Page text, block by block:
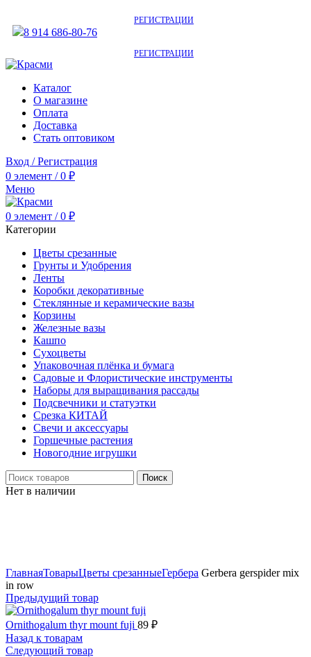
РЕГИСТРАЦИИ
8 914 686-80-76
РЕГИСТРАЦИИ
Каталог
О магазине
Оплата
Доставка
Стать оптовиком
Вход / Регистрация
0 элемент / 0 ₽
Меню
0 элемент / 0 ₽
Категории
Цветы срезанные
Грунты и Удобрения
Ленты
Коробки декоративные
Стеклянные и керамические вазы
Корзины
Железные вазы
Кашпо
Сухоцветы
Упаковочная плёнка и бумага
Садовые и Флористические инструменты
Наборы для выращивания рассады
Подсвечники и статуэтки
Срезка КИТАЙ
Свечи и аксессуары
Горшечные растения
Новогодние игрушки
Поиск
Нет в наличии
ГлавнаяТоварыЦветы срезанныеГербера Gerbera gerspider mix
in row
Предыдущий товар
Ornithogalum thyr mount fuji 89 ₽
Назад к товарам
Следующий товар